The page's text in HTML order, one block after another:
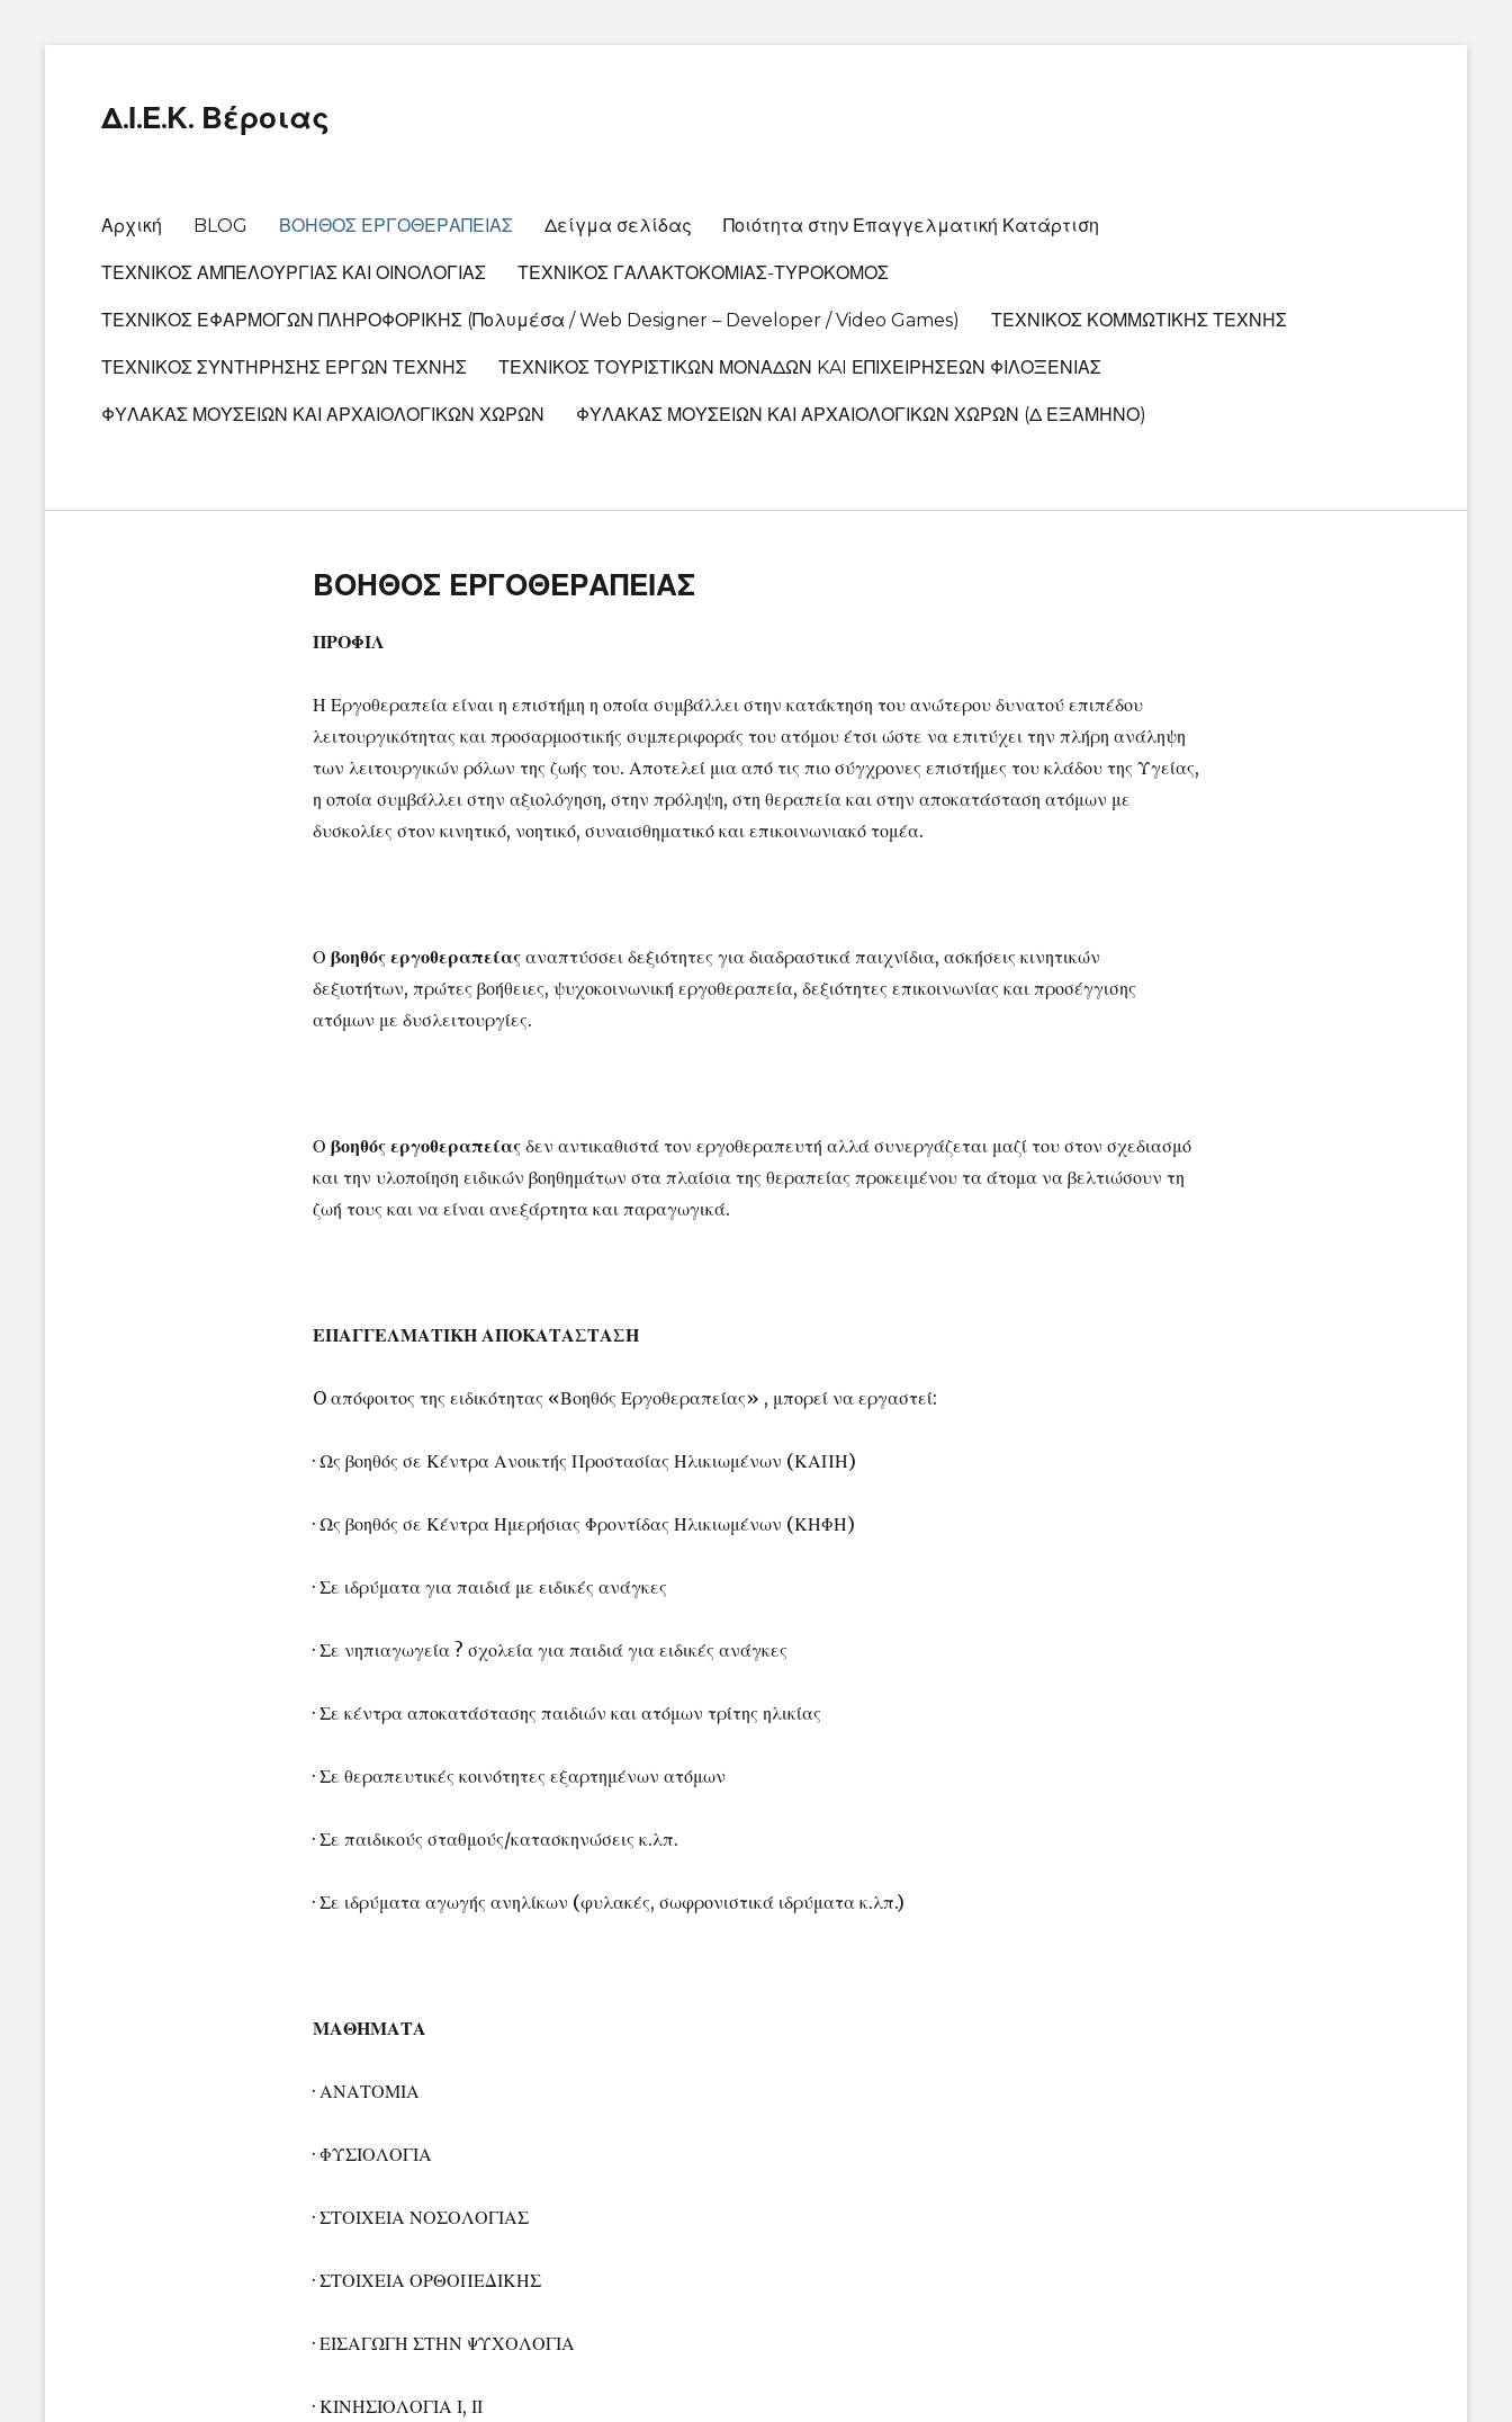
Δ.Ι.Ε.Κ. Βέροιας
Primary
Αρχική BLOG ΒΟΗΘΟΣ ΕΡΓΟΘΕΡΑΠΕΙΑΣ Δείγμα σελίδας Ποιότητα στην Επαγγελματική Κατάρτιση
ΤΕΧΝΙΚΟΣ ΑΜΠΕΛΟΥΡΓΙΑΣ ΚΑΙ ΟΙΝΟΛΟΓΙΑΣ ΤΕΧΝΙΚΟΣ ΓΑΛΑΚΤΟΚΟΜΙΑΣ-ΤΥΡΟΚΟΜΟΣ
ΤΕΧΝΙΚΟΣ ΕΦΑΡΜΟΓΩΝ ΠΛΗΡΟΦΟΡΙΚΗΣ (Πολυμέσα / Web Designer – Developer / Video Games) ΤΕΧΝΙΚΟΣ ΚΟΜΜΩΤΙΚΗΣ ΤΕΧΝΗΣ
ΤΕΧΝΙΚΟΣ ΣΥΝΤΗΡΗΣΗΣ ΕΡΓΩΝ ΤΕΧΝΗΣ ΤΕΧΝΙΚΟΣ ΤΟΥΡΙΣΤΙΚΩΝ ΜΟΝΑΔΩΝ KAI ΕΠΙΧΕΙΡΗΣΕΩΝ ΦΙΛΟΞΕΝΙΑΣ
ΦΥΛΑΚΑΣ ΜΟΥΣΕΙΩΝ ΚΑΙ ΑΡΧΑΙΟΛΟΓΙΚΩΝ ΧΩΡΩΝ ΦΥΛΑΚΑΣ ΜΟΥΣΕΙΩΝ ΚΑΙ ΑΡΧΑΙΟΛΟΓΙΚΩΝ ΧΩΡΩΝ (Δ ΕΞΑΜΗΝΟ)
ΒΟΗΘΟΣ ΕΡΓΟΘΕΡΑΠΕΙΑΣ
ΠΡΟΦΙΛ
Η Εργοθεραπεία είναι η επιστήμη η οποία συμβάλλει στην κατάκτηση του ανώτερου δυνατού επιπέδου
λειτουργικότητας και προσαρμοστικής συμπεριφοράς του ατόμου έτσι ώστε να επιτύχει την πλήρη ανάληψη
των λειτουργικών ρόλων της ζωής του. Αποτελεί μια από τις πιο σύγχρονες επιστήμες του κλάδου της Υγείας,
η οποία συμβάλλει στην αξιολόγηση, στην πρόληψη, στη θεραπεία και στην αποκατάσταση ατόμων με
δυσκολίες στον κινητικό, νοητικό, συναισθηματικό και επικοινωνιακό τομέα.
Ο βοηθός εργοθεραπείας αναπτύσσει δεξιότητες για διαδραστικά παιχνίδια, ασκήσεις κινητικών
δεξιοτήτων, πρώτες βοήθειες, ψυχοκοινωνική εργοθεραπεία, δεξιότητες επικοινωνίας και προσέγγισης
ατόμων με δυσλειτουργίες.
Ο βοηθός εργοθεραπείας δεν αντικαθιστά τον εργοθεραπευτή αλλά συνεργάζεται μαζί του στον σχεδιασμό
και την υλοποίηση ειδικών βοηθημάτων στα πλαίσια της θεραπείας προκειμένου τα άτομα να βελτιώσουν τη
ζωή τους και να είναι ανεξάρτητα και παραγωγικά.
ΕΠΑΓΓΕΛΜΑΤΙΚΗ ΑΠΟΚΑΤΑΣΤΑΣΗ
O απόφοιτος της ειδικότητας «Βοηθός Εργοθεραπείας» , μπορεί να εργαστεί:
· Ως βοηθός σε Κέντρα Ανοικτής Προστασίας Ηλικιωμένων (ΚΑΠΗ)
· Ως βοηθός σε Κέντρα Ημερήσιας Φροντίδας Ηλικιωμένων (ΚΗΦΗ)
· Σε ιδρύματα για παιδιά με ειδικές ανάγκες
· Σε νηπιαγωγεία ? σχολεία για παιδιά για ειδικές ανάγκες
· Σε κέντρα αποκατάστασης παιδιών και ατόμων τρίτης ηλικίας
· Σε θεραπευτικές κοινότητες εξαρτημένων ατόμων
· Σε παιδικούς σταθμούς/κατασκηνώσεις κ.λπ.
· Σε ιδρύματα αγωγής ανηλίκων (φυλακές, σωφρονιστικά ιδρύματα κ.λπ.)
ΜΑΘΗΜΑΤΑ
· ΑΝΑΤΟΜΙΑ
· ΦΥΣΙΟΛΟΓΙΑ
· ΣΤΟΙΧΕΙΑ ΝΟΣΟΛΟΓΙΑΣ
· ΣΤΟΙΧΕΙΑ ΟΡΘΟΠΕΔΙΚΗΣ
· ΕΙΣΑΓΩΓΗ ΣΤΗΝ ΨΥΧΟΛΟΓΙΑ
· ΚΙΝΗΣΙΟΛΟΓΙΑ Ι, ΙΙ